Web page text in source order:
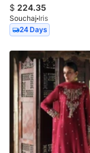
$ 224.35
Souchaj Iris
24 Days